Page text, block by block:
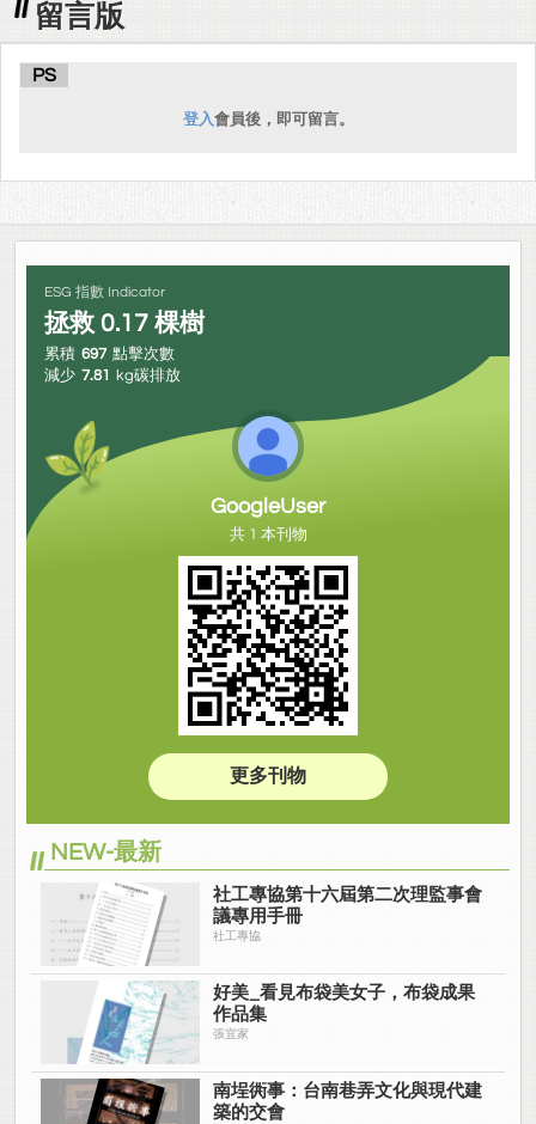
留言版
PS
登入會員後，即可留言。
ESG 指數 Indicator
拯救 0.17 棵樹
累積 697 點擊次數
減少 7.81 kg碳排放
GoogleUser
共 1 本刊物
更多刊物
NEW-最新
社工專協第十六屆第二次理監事會
議專用手冊
社工專協
好美_看見布袋美女子，布袋成果
作品集
張宜家
南埕衖事：台南巷弄文化與現代建
築的交會